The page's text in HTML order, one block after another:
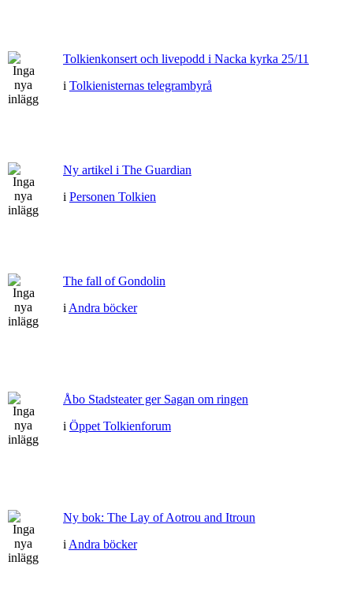
Tolkienkonsert och livepodd i Nacka kyrka 25/11
i Tolkienisternas telegrambyrå
Ny artikel i The Guardian
i Personen Tolkien
The fall of Gondolin
i Andra böcker
Åbo Stadsteater ger Sagan om ringen
i Öppet Tolkienforum
Ny bok: The Lay of Aotrou and Itroun
i Andra böcker